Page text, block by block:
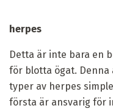
herpes
Detta är inte bara en
för blotta ögat. Denna
typer av herpes
första är ansvarig för